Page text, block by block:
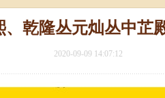
、乾隆丛元灿丛中芷
2020-09-09 14:07:12